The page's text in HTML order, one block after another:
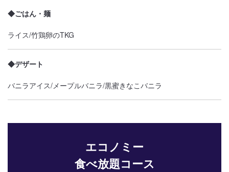
◆ごはん・麺
ライス/竹鶏卵のTKG
◆デザート
バニラアイス/メープルバニラ/黒蜜きなこバニラ
エコノミー
食べ放題コース